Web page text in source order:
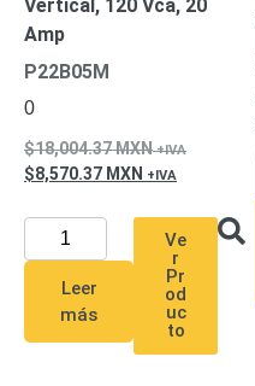
Contra
AlternaCorriente
Directa
Almacenamiento
Accesorios
Discos
Duros
Mecánicos
Vertical, 120 Vca, 20
Amp
P22B05M
0
18,004.37MXN
8,570.37 MXN
Leer
más
Ve
r
Pr
od
uc
to